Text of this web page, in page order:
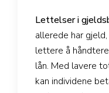
Lettelser i
allerede har
lettere å
lån. Med lavere
kan individene